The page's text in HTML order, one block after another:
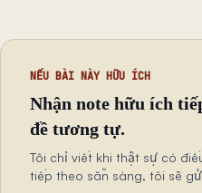
NẾU BÀI NÀY HỮU ÍCH
Nhận note hữu ích
đề tương tự.
Tôi chỉ viết khi thật sự có
tiếp theo sẵn sàng, tôi sẽ